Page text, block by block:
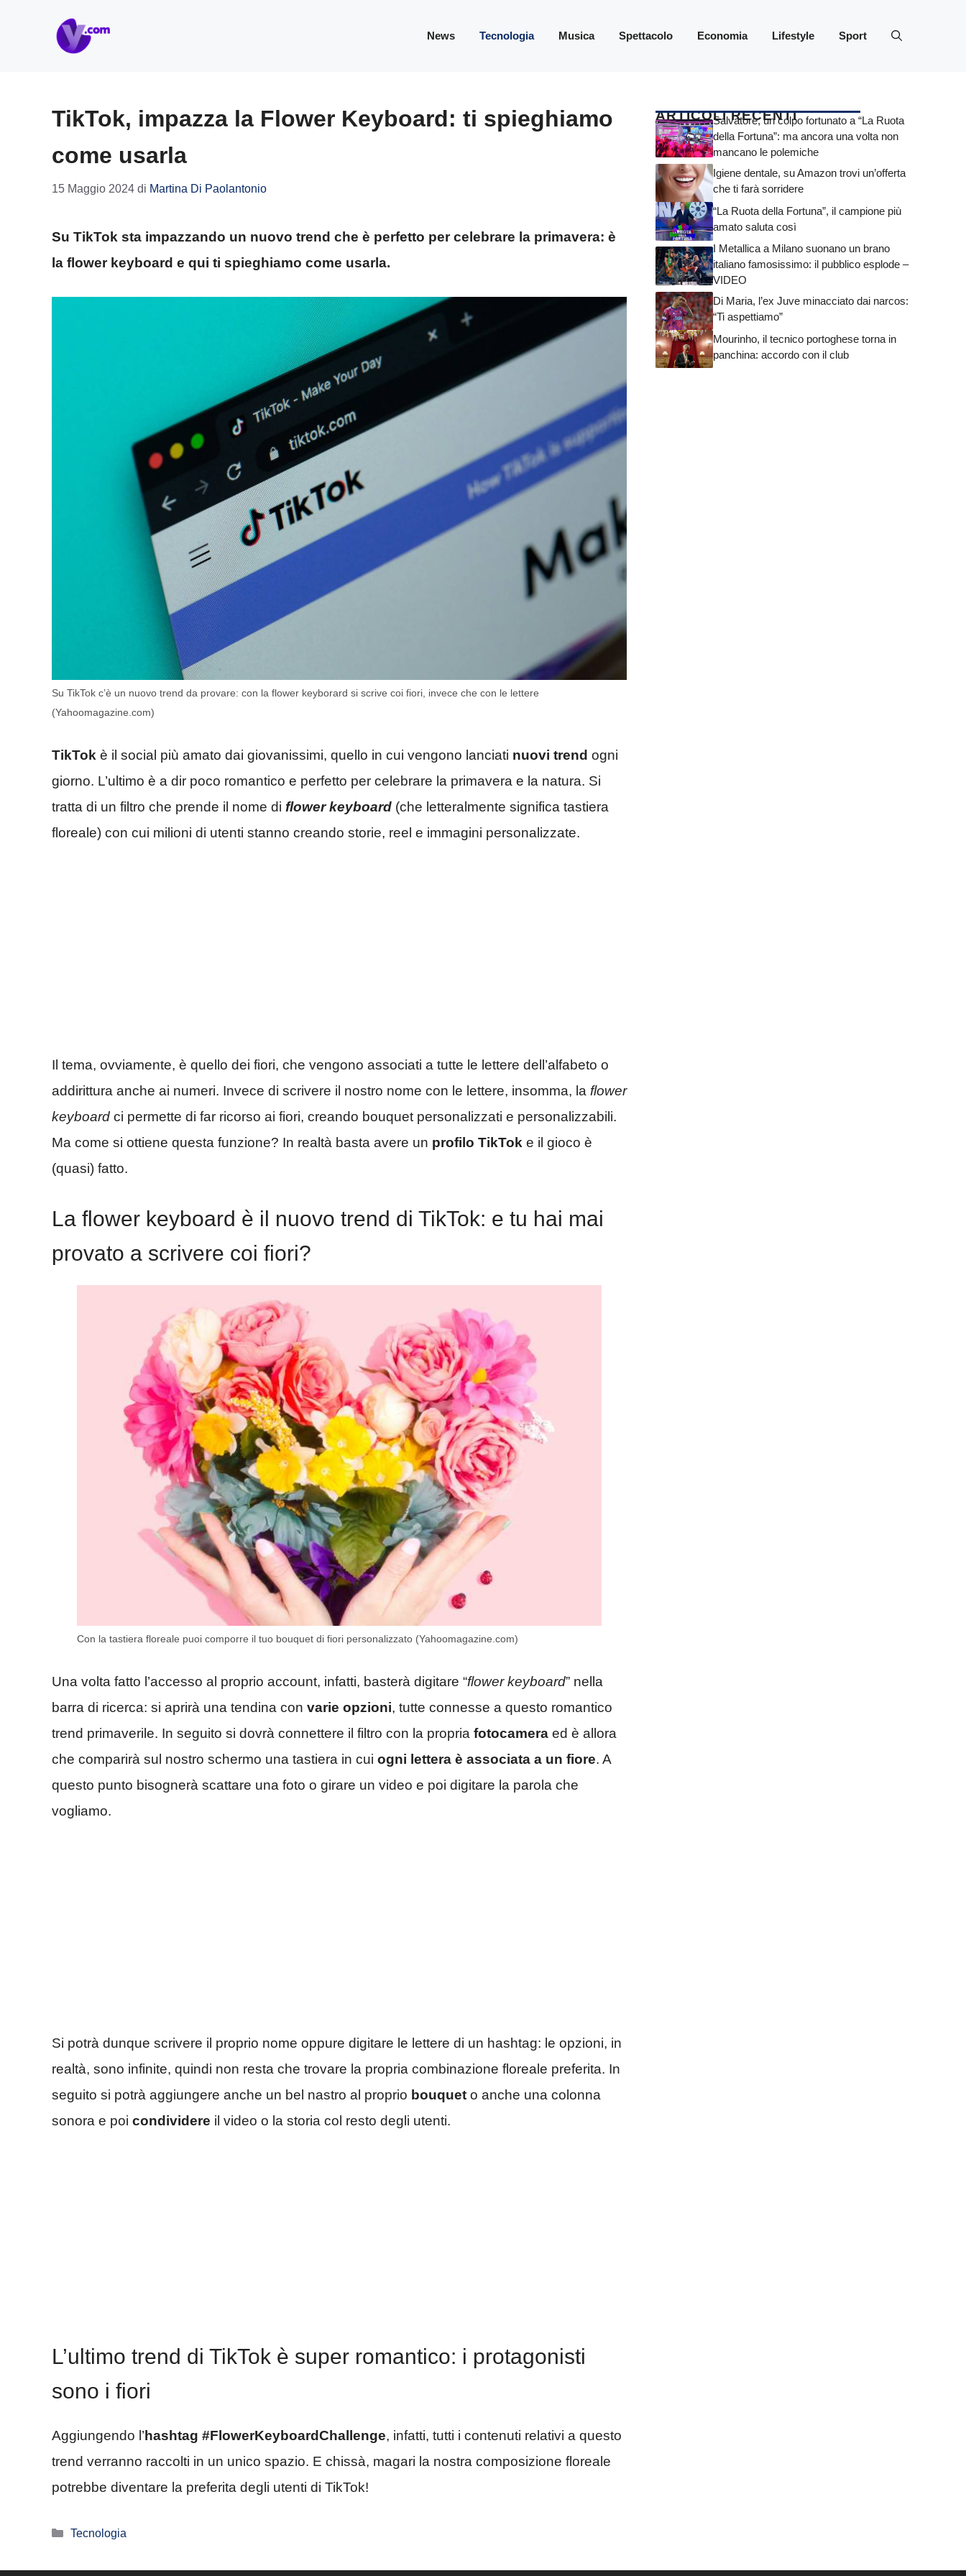
News Tecnologia Musica Spettacolo Economia Lifestyle Sport
TikTok, impazza la Flower Keyboard: ti spieghiamo
come usarla
15 Maggio 2024 di Martina Di Paolantonio
Su TikTok sta impazzando un nuovo trend che è perfetto per celebrare la primavera: è
la flower keyboard e qui ti spieghiamo come usarla.
Su TikTok c’è un nuovo trend da provare: con la flower keyborard si scrive coi fiori, invece che con le lettere
(Yahoomagazine.com)
TikTok è il social più amato dai giovanissimi, quello in cui vengono lanciati nuovi trend ogni
giorno. L’ultimo è a dir poco romantico e perfetto per celebrare la primavera e la natura. Si
tratta di un filtro che prende il nome di flower keyboard (che letteralmente significa tastiera
floreale) con cui milioni di utenti stanno creando storie, reel e immagini personalizzate.
Il tema, ovviamente, è quello dei fiori, che vengono associati a tutte le lettere dell’alfabeto o
addirittura anche ai numeri. Invece di scrivere il nostro nome con le lettere, insomma, la flower
keyboard ci permette di far ricorso ai fiori, creando bouquet personalizzati e personalizzabili.
Ma come si ottiene questa funzione? In realtà basta avere un profilo TikTok e il gioco è
(quasi) fatto.
La flower keyboard è il nuovo trend di TikTok: e tu hai mai
provato a scrivere coi fiori?
Con la tastiera floreale puoi comporre il tuo bouquet di fiori personalizzato (Yahoomagazine.com)
Una volta fatto l’accesso al proprio account, infatti, basterà digitare “flower keyboard” nella
barra di ricerca: si aprirà una tendina con varie opzioni, tutte connesse a questo romantico
trend primaverile. In seguito si dovrà connettere il filtro con la propria fotocamera ed è allora
che comparirà sul nostro schermo una tastiera in cui ogni lettera è associata a un fiore. A
questo punto bisognerà scattare una foto o girare un video e poi digitare la parola che
vogliamo.
Si potrà dunque scrivere il proprio nome oppure digitare le lettere di un hashtag: le opzioni, in
realtà, sono infinite, quindi non resta che trovare la propria combinazione floreale preferita. In
seguito si potrà aggiungere anche un bel nastro al proprio bouquet o anche una colonna
sonora e poi condividere il video o la storia col resto degli utenti.
L’ultimo trend di TikTok è super romantico: i protagonisti
sono i fiori
Aggiungendo l’hashtag #FlowerKeyboardChallenge, infatti, tutti i contenuti relativi a questo
trend verranno raccolti in un unico spazio. E chissà, magari la nostra composizione floreale
potrebbe diventare la preferita degli utenti di TikTok!
Categorie
Tecnologia
ARTICOLI RECENTI
Salvatore, un colpo fortunato a “La Ruota
della Fortuna”: ma ancora una volta non
mancano le polemiche
Igiene dentale, su Amazon trovi un’offerta
che ti farà sorridere
“La Ruota della Fortuna”, il campione più
amato saluta così
I Metallica a Milano suonano un brano
italiano famosissimo: il pubblico esplode –
VIDEO
Di Maria, l’ex Juve minacciato dai narcos:
“Ti aspettiamo”
Mourinho, il tecnico portoghese torna in
panchina: accordo con il club